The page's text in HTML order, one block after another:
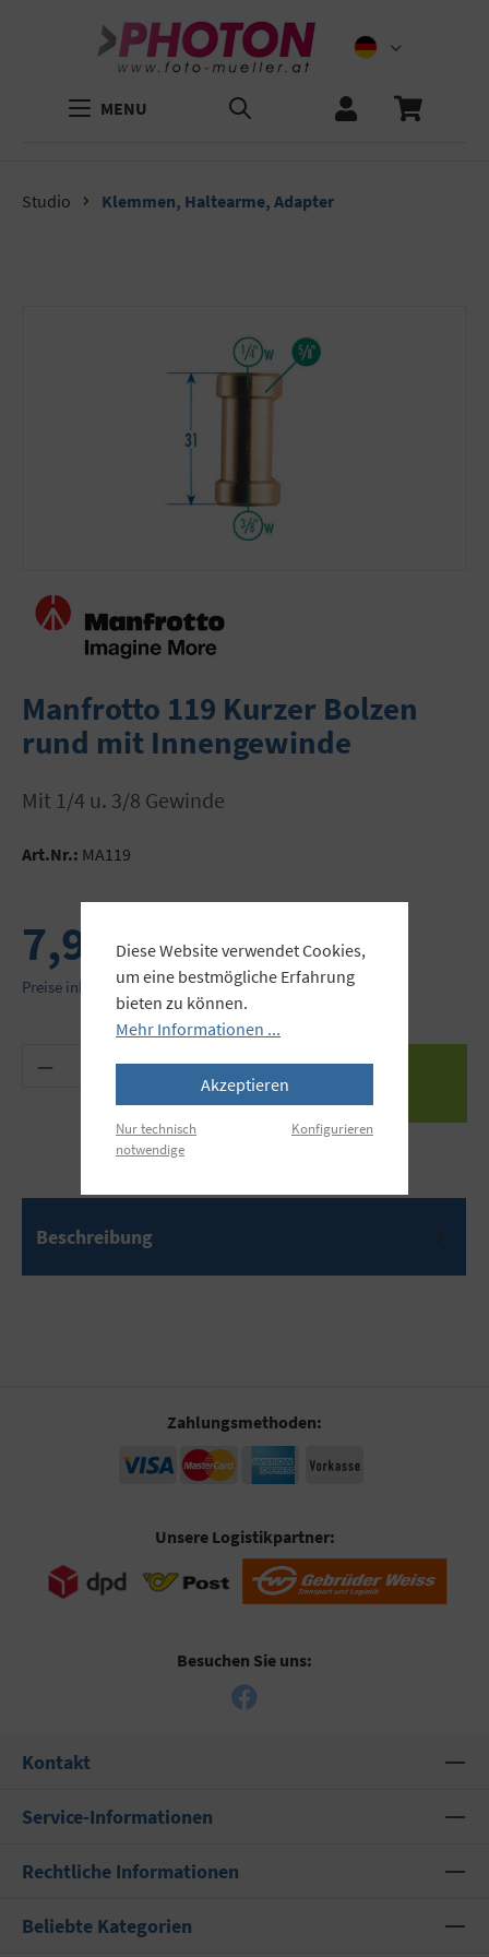
MENU
Studio Klemmen, Haltearme, Adapter
Manfrotto 119 Kurzer Bolzen
rund mit Innengewinde
mit 1/4 u. 3/8 Gewinde
Art.Nr.: MA119
7,90 €
Preise inkl. MwSt. zzgl. Versandkosten
Produkt Anzahl: Gib den gewünschten Wert
Beschreibung
Zahlungsmethoden:
Unsere Logistikpartner:
Besuchen Sie uns:
Kontakt
Service-Informationen
Rechtliche Informationen
Beliebte Kategorien
Diese Website verwendet Cookies,
um eine bestmögliche Erfahrung
bieten zu können.
Mehr Informationen ...
Akzeptieren
Nur technisch
notwendige
Konfigurieren